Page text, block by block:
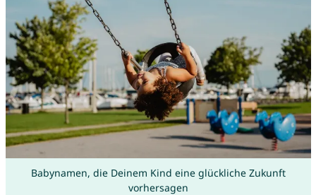
Babynamen, die Deinem Kind eine glückliche Zukunft
vorhersagen